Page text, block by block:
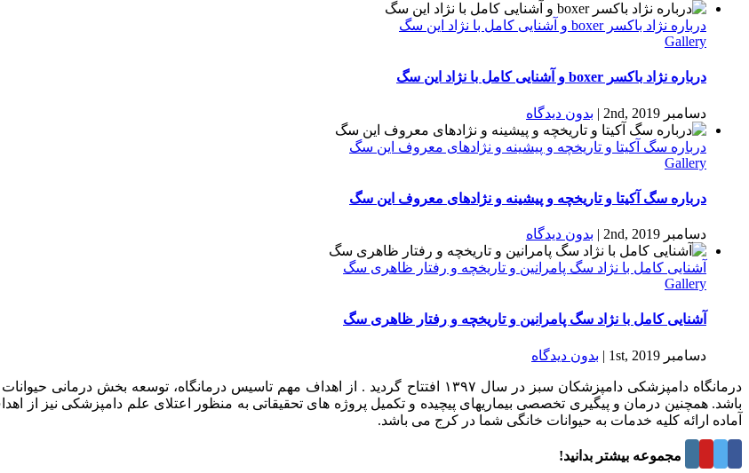
درباره نژاد باکسر boxer و آشنایی کامل با نژاد این سگ
Gallery
درباره نژاد باکسر boxer و آشنایی کامل با نژاد این سگ
دسامبر 2nd, 2019 | بدون ديدگاه
درباره سگ آکیتا و تاریخچه و پیشینه و نژادهای معروف این سگ
Gallery
درباره سگ آکیتا و تاریخچه و پیشینه و نژادهای معروف این سگ
دسامبر 2nd, 2019 | بدون ديدگاه
آشنایی کامل با نژاد سگ پامرانین و تاریخچه و رفتار ظاهری سگ
Gallery
آشنایی کامل با نژاد سگ پامرانین و تاریخچه و رفتار ظاهری سگ
دسامبر 1st, 2019 | بدون ديدگاه
درمانگاه دامپزشکی دامپزشکان سبز در سال ۱۳۹۷ افتتاح گردید . از اهداف مهم تاسیس
باشد. همچنین درمان و پیگیری تخصصی بیماریهای پیچیده و تکمیل پروژه های تحقیقاتی به منظور اعتلای علم دامپزشکی نیز
آماده ارائه کلیه خدمات به حیوانات خانگی شما در کرج می باشد.
درباره این مجموعه بیشتر بدانید!